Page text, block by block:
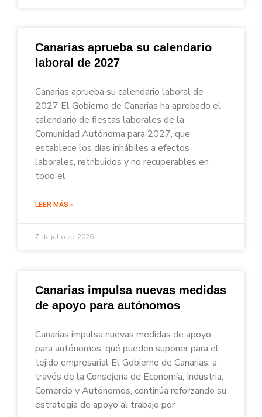
Canarias aprueba su calendario
laboral de 2027
Canarias aprueba su calendario laboral de
2027 El Gobierno de Canarias ha aprobado el
calendario de fiestas laborales de la
Comunidad Autónoma para 2027, que
establece los días inhábiles a efectos
laborales, retribuidos y no recuperables en
todo el
LEER MÁS »
7 de julio de 2026
Canarias impulsa nuevas medidas
de apoyo para autónomos
Canarias impulsa nuevas medidas de apoyo
para autónomos: qué pueden suponer para el
tejido empresarial El Gobierno de Canarias, a
través de la Consejería de Economía, Industria,
Comercio y Autónomos, continúa reforzando su
estrategia de apoyo al trabajo por